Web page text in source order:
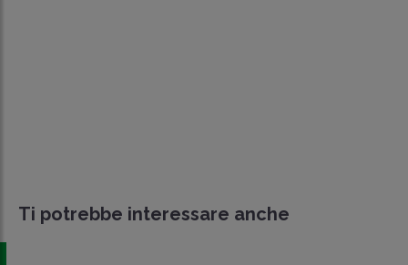
Ti potrebbe interessare anche